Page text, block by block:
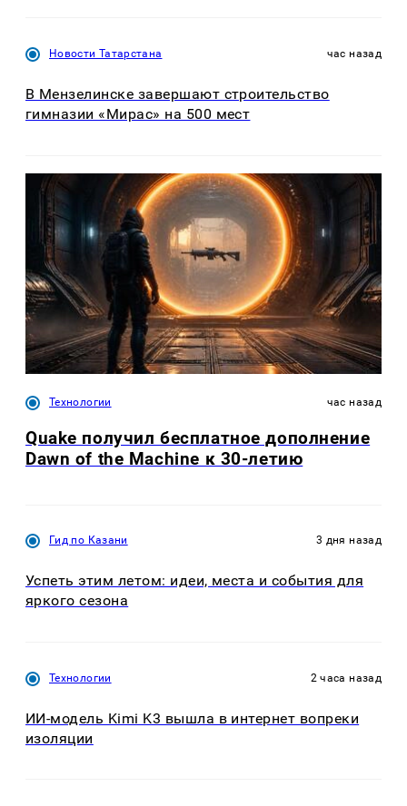
Новости Татарстана час назад
В Мензелинске завершают строительство
гимназии «Мирас» на 500 мест
Технологии час назад
Quake получил бесплатное дополнение
Dawn of the Machine к 30-летию
Гид по Казани 3 дня назад
Успеть этим летом: идеи, места и события для
яркого сезона
Технологии 2 часа назад
ИИ-модель Kimi K3 вышла в интернет вопреки
изоляции